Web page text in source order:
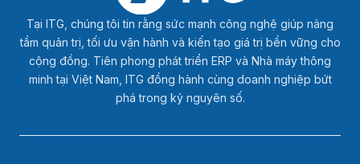
Tại ITG, chúng tôi tin rằng sức mạnh công nghệ giúp nâng
tầm quản trị, tối ưu vận hành và kiến tạo giá trị bền vững cho
cộng đồng. Tiên phong phát triển ERP và Nhà máy thông
minh tại Việt Nam, ITG đồng hành cùng doanh nghiệp bứt
phá trong kỷ nguyên số.